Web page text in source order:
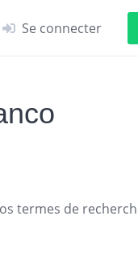
Se connecter
termes de